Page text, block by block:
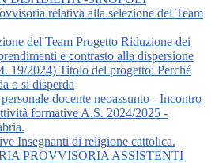
relativa alla selezione del Team
del Team Progetto Riduzione dei
e contrasto alla dispersione
19/2024) Titolo del progetto: Perché
o si disperda
docente neoassunto - Incontro
formative A.S. 2024/2025 -
Insegnanti di religione cattolica.
PROVVISORIA ASSISTENTI